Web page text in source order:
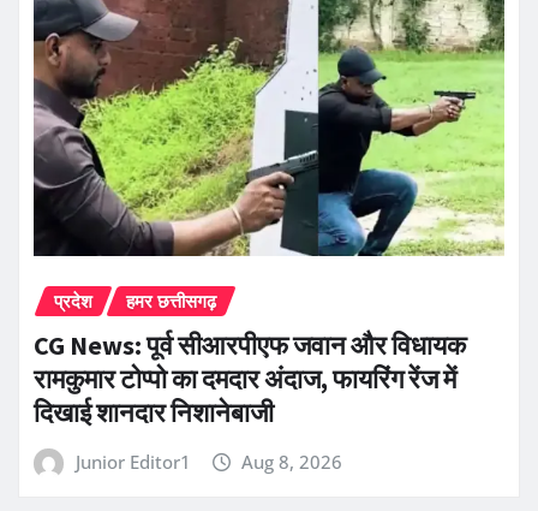
प्रदेश हमर छत्तीसगढ़
CG News: पूर्व सीआरपीएफ जवान और विधायक
रामकुमार टोप्पो का दमदार अंदाज, फायरिंग रेंज में
दिखाई शानदार निशानेबाजी
Junior Editor1 Aug 8, 2026